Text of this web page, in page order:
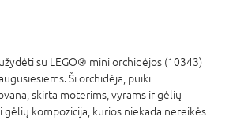
su LEGO® mini orchidėjos (10343)
Ši orchidėja, puiki
skirta moterims, vyrams ir gėlių
gėlių kompozicija, kurios niekada nereikės